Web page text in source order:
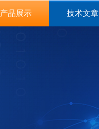
产品展示 技术文章